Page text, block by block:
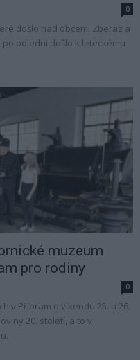
0
došlo nad obcemi Zberaz a
po poledni došlo k leteckému
muzeum
pro rodiny
0
v Příbram o víkendu 25. a 26.
20. století, a to v